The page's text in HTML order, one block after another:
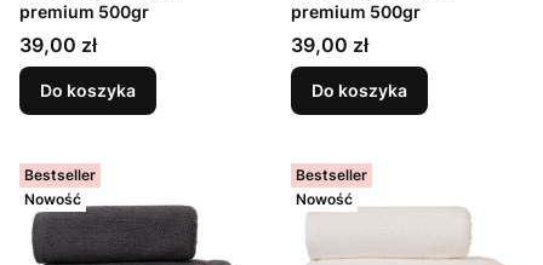
premium 500gr
Cena
39,00 zł
Do koszyka
premium 500gr
Cena
39,00 zł
Do koszyka
Bestseller
Nowość
Bestseller
Nowość